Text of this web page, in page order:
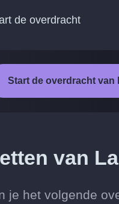
de overdracht
Start de overdracht van
van
je het volgende